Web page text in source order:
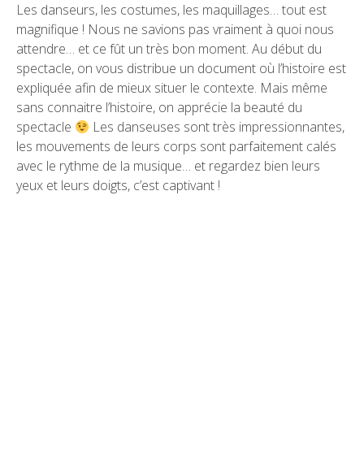
Les danseurs, les costumes, les maquillages… tout est
magnifique ! Nous ne savions pas vraiment à quoi nous
attendre… et ce fût un très bon moment. Au début du
spectacle, on vous distribue un document où l’histoire est
expliquée afin de mieux situer le contexte. Mais même
sans connaitre l’histoire, on apprécie la beauté du
spectacle
Les danseuses sont très impressionnantes,
les mouvements de leurs corps sont parfaitement calés
avec le rythme de la musique… et regardez bien leurs
yeux et leurs doigts, c’est captivant !